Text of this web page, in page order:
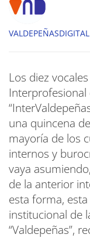
VALDEPEÑASDIGITAL
Los diez
Interprofesional
una quincena
mayoría de los
internos y
vaya
de la anterior
esta forma,
institucional de
“Valdepeñas”,